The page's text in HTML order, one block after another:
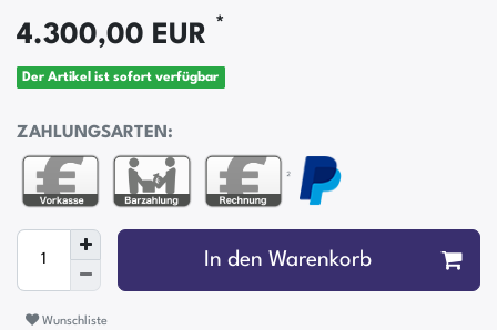
4.300,00 EUR *
Der Artikel ist sofort verfügbar
ZAHLUNGSARTEN:
²
In den Warenkorb
Wunschliste